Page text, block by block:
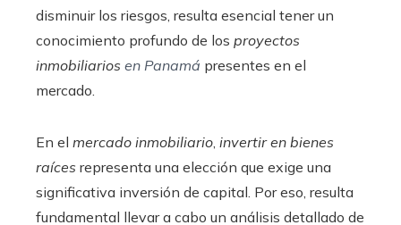
disminuir los riesgos, resulta esencial tener un
conocimiento profundo de los proyectos
inmobiliarios en Panamá presentes en el
mercado.
En el mercado inmobiliario invertir en bienes
raíces representa una elección que exige una
significativa inversión de capital. Por eso, resulta
fundamental llevar a cabo un análisis detallado de